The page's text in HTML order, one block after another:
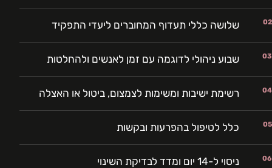
02 שלושה כללי תעדוף המחוברים ליעדי התפקיד
03 שבוע ניהולי לדוגמה עם זמן לאנשים ולהחלטות
04 רשימת ישיבות ומשימות לצמצום, ביטול או האצלה
05 כלל לטיפול בהפרעות ובקשות
06 ניסוי ל-14 יום ומדד לבדיקת השינוי